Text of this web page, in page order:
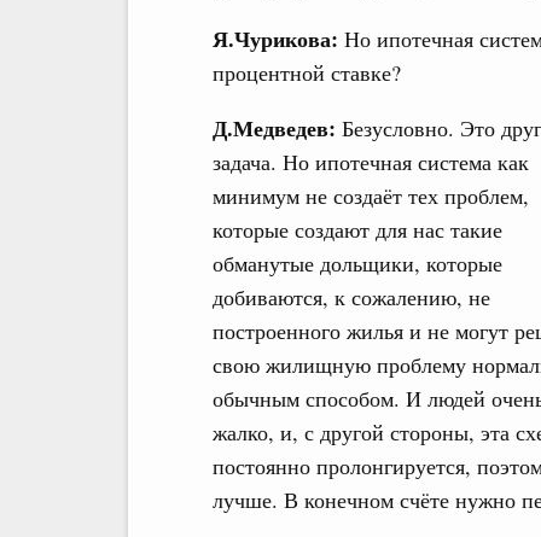
Я.Чурикова: Но ипотечная
процентной ставке?
Д.Медведев: Безусловно. Это
задача. Но ипотечная система как
минимум не создаёт тех проблем,
которые создают для нас такие
обманутые дольщики, которые
добиваются, к сожалению, не
построенного жилья и не могут
свою жилищную проблему
обычным способом. И людей
жалко, и, с другой стороны, эта
постоянно пролонгируется,
лучше. В конечном счёте нужно